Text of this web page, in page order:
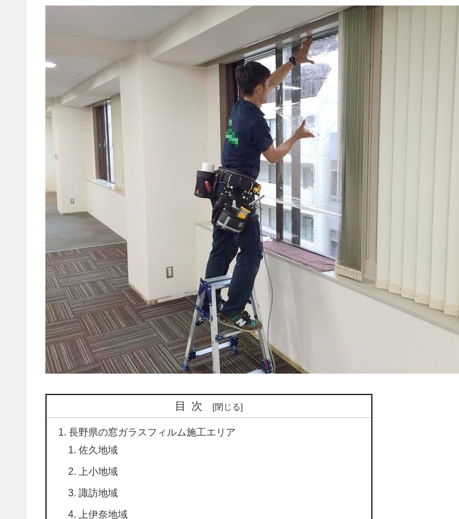
目次
長野県の窓ガラスフィルム施工エリア
佐久地域
上小地域
諏訪地域
上伊奈地域